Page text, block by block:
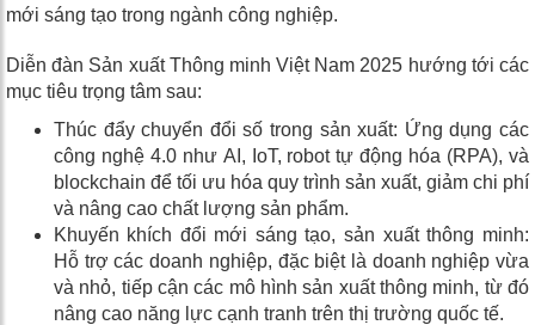
mới sáng tạo trong ngành công nghiệp.
Diễn đàn Sản xuất Thông minh Việt Nam 2025 hướng tới các
mục tiêu trọng tâm sau:
Thúc đẩy chuyển đổi số trong sản xuất: Ứng dụng các
công nghệ 4.0 như AI, IoT, robot tự động hóa (RPA), và
blockchain để tối ưu hóa quy trình sản xuất, giảm chi phí
và nâng cao chất lượng sản phẩm.
Khuyến khích đổi mới sáng tạo, sản xuất thông minh:
Hỗ trợ các doanh nghiệp, đặc biệt là doanh nghiệp vừa
và nhỏ, tiếp cận các mô hình sản xuất thông minh, từ đó
nâng cao năng lực cạnh tranh trên thị trường quốc tế.